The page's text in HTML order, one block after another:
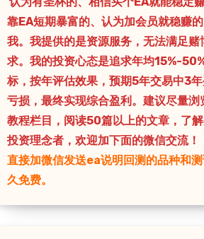
靠EA短期暴富的、认为加会员就稳赚
我。我提供的是资源服务，无法满足赌
求。我的投资心态是追求年均15%-
标，按年评估效果，预期5年交易中3
亏损，最终实现综合盈利。建议尽量浏
教程栏目，阅读50篇以上的文章，了
投资理念者，欢迎加下面的微信交流！
直接加微信发送ea说明回测的品种和
久免费。